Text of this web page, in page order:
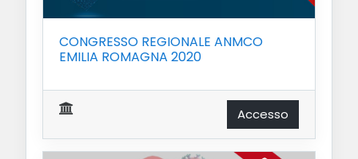
CONGRESSO REGIONALE ANMCO
EMILIA ROMAGNA 2020
Accesso